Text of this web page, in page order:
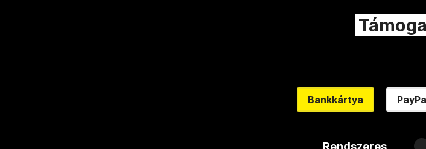
Bankkártya
Rendszeres